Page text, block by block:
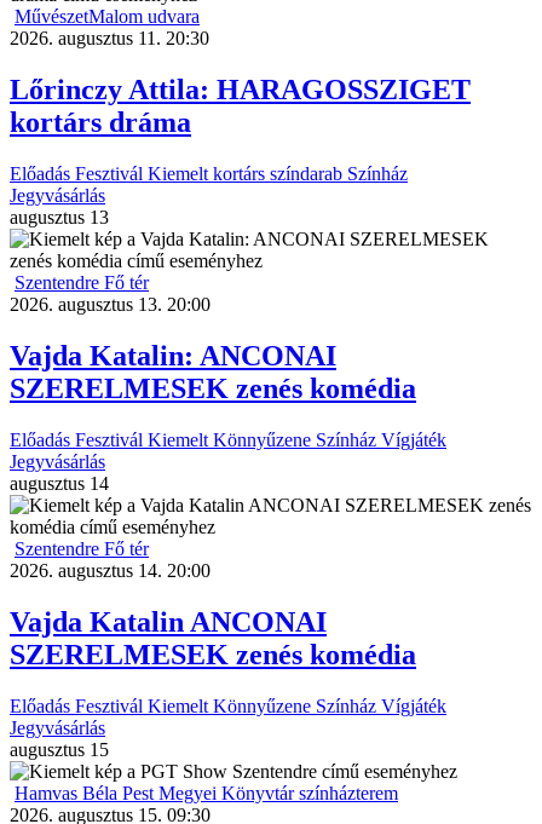
MűvészetMalom udvara
2026. augusztus 11. 20:30
Lőrinczy Attila: HARAGOSSZIGET
kortárs dráma
Előadás Fesztivál Kiemelt kortárs színdarab Színház
Jegyvásárlás
augusztus 13
Szentendre Fő tér
2026. augusztus 13. 20:00
Vajda Katalin: ANCONAI
SZERELMESEK zenés komédia
Előadás Fesztivál Kiemelt Könnyűzene Színház Vígjáték
Jegyvásárlás
augusztus 14
Szentendre Fő tér
2026. augusztus 14. 20:00
Vajda Katalin ANCONAI
SZERELMESEK zenés komédia
Előadás Fesztivál Kiemelt Könnyűzene Színház Vígjáték
Jegyvásárlás
augusztus 15
Hamvas Béla Pest Megyei Könyvtár színházterem
2026. augusztus 15. 09:30